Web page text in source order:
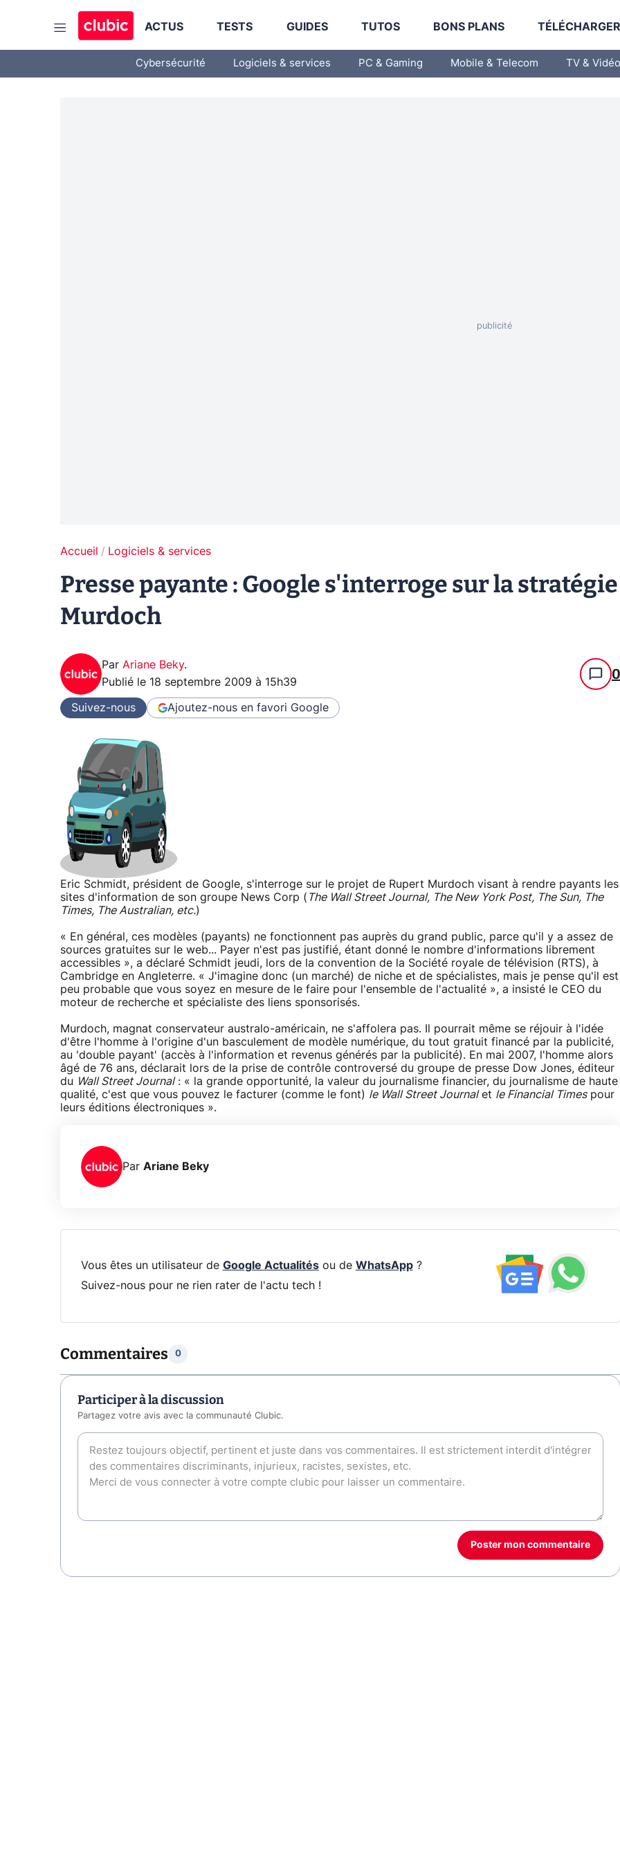
ACTUS TESTS GUIDES TUTOS BONS PLANS
Cybersécurité Logiciels & services PC & Gaming Mobile & Telecom TV & Vidéo
Accueil Logiciels & services
Presse payante : Google s'interroge sur la stratégie
Murdoch
Par Ariane Beky.
Publié le 18 septembre 2009 à 15h39 0
Suivez-nous Ajoutez-nous en favori Google
Eric Schmidt, président de Google, s'interroge sur le projet de Rupert Murdoch visant à rendre payants les
sites d'information de son groupe News Corp ( The Wall Street Journal, The New York Post, The Sun, The
Times, The Australian, etc.)
« En général, ces modèles (payants) ne fonctionnent pas auprès du grand public, parce qu'il y a assez de
sources gratuites sur le web... Payer n'est pas justifié, étant donné le nombre d'informations librement
accessibles », a déclaré Schmidt jeudi, lors de la convention de la Société royale de télévision (RTS), à
Cambridge en Angleterre. « J'imagine donc (un marché) de niche et de spécialistes, mais je pense qu'il est
peu probable que vous soyez en mesure de le faire pour l'ensemble de l'actualité », a insisté le CEO du
moteur de recherche et spécialiste des liens sponsorisés.
Murdoch, magnat conservateur australo-américain, ne s'affolera pas. Il pourrait même se réjouir à l'idée
d'être l'homme à l'origine d'un basculement de modèle numérique, du tout gratuit financé par la publicité,
au 'double payant' (accès à l'information et revenus générés par la publicité). En mai 2007, l'homme alors
âgé de 76 ans, déclarait lors de la prise de contrôle controversé du groupe de presse Dow Jones, éditeur
du Wall Street Journal: « la grande opportunité, la valeur du journalisme financier, du journalisme de haute
qualité, c'est que vous pouvez le facturer (comme le font) le Wall Street Journalet le Financial Timespour
leurs éditions électroniques ».
Par Ariane Beky
Vous êtes un utilisateur de Google Actualitésou de WhatsApp?
Suivez-nous pour ne rien rater de l'actu tech !
Commentaires 0
Participer à la discussion
Partagez votre avis avec la communauté Clubic.
Poster mon commentaire